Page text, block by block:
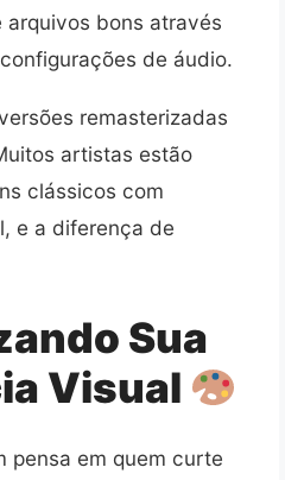
bons através
de áudio.
remasterizadas
artistas estão
clássicos com
e a diferença de
Sua
Visual
pensa em quem curte